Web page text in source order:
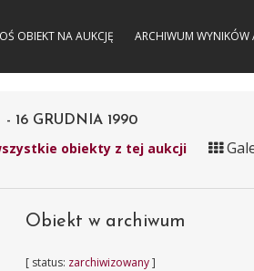
OBIEKT NA AUKCJĘ ARCHIWUM WYNIKÓW
- 16 GRUDNIA 1990
obiekty z tej aukcji
Obiekt w archiwum
[ status: zarchiwizowany]